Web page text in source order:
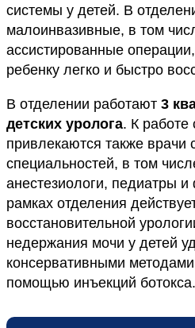
системы у детей. В
малоинвазивные, в том
ассистированные
ребенку легко и быстро
В отделении работают 3
детских уролога. К работе
привлекаются также врачи
специальностей, в том
анестезиологи, педиатры
рамках отделения
восстановительной
недержания мочи у детей
консервативными
помощью инъекций ботокса.